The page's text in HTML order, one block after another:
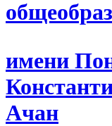
имени
Ачан